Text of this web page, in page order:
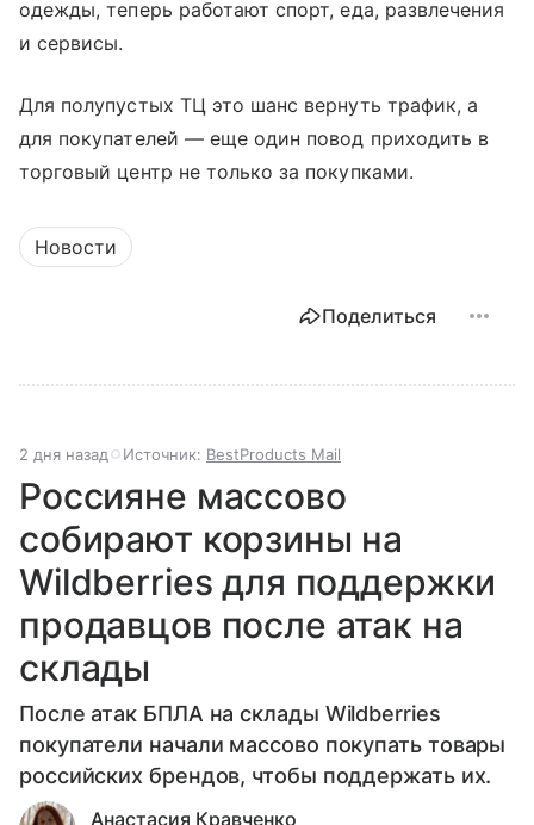
одежды, теперь работают спорт, еда, развлечения
и сервисы.
Для полупустых ТЦ это шанс вернуть трафик, а
для покупателей — еще один повод приходить в
торговый центр не только за покупками.
Новости
Поделиться
2 дня назад Источник: BestProducts Mail
Россияне массово
собирают корзины на
Wildberries для поддержки
продавцов после атак на
склады
После атак БПЛА на склады Wildberries
покупатели начали массово покупать товары
российских брендов, чтобы поддержать их.
Анастасия Кравченко